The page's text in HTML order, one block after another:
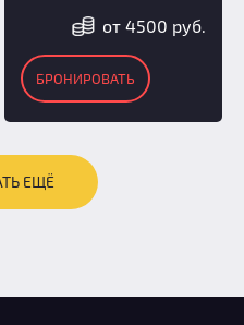
от 4500 руб.
БРОНИРОВАТЬ
ЕЩЁ